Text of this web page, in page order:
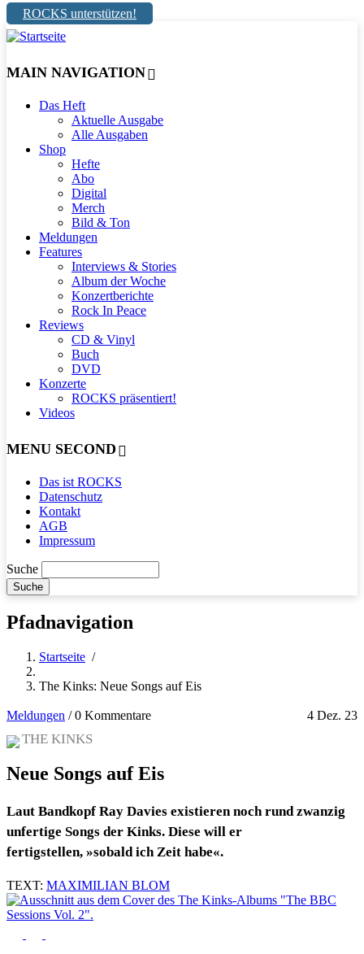
ROCKS unterstützen!
MAIN NAVIGATION
Das Heft
Aktuelle Ausgabe
Alle Ausgaben
Shop
Hefte
Abo
Digital
Merch
Bild & Ton
Meldungen
Features
Interviews & Stories
Album der Woche
Konzertberichte
Rock In Peace
Reviews
CD & Vinyl
Buch
DVD
Konzerte
ROCKS präsentiert!
Videos
MENU SECOND
Das ist ROCKS
Datenschutz
Kontakt
AGB
Impressum
Suche
Pfadnavigation
Startseite /
The Kinks: Neue Songs auf Eis
Meldungen 4 Dez. 23
/0 Kommentare
THE KINKS
Neue Songs auf Eis
Laut Bandkopf Ray Davies existieren noch rund zwanzig
unfertige Songs der Kinks. Diese will er
fertigstellen, »sobald ich Zeit habe«.
TEXT: MAXIMILIAN BLOM